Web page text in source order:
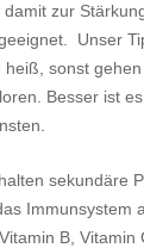
zur
Unser
heiß, sonst
Besser ist
sekundäre
Immunsystem
B, Vitamin